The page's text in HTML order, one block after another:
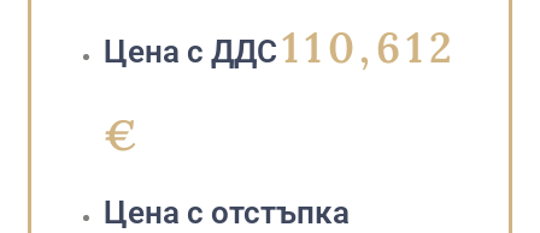
Цена с ДДС110,612
€
Цена с отстъпка